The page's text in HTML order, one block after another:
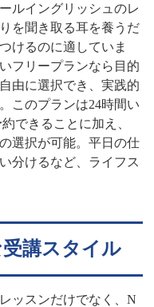
ルイングリッシュのレ
を聞き取る耳を養うだ
けるのに適していま
フリープランなら目的
由に選択でき、実践的
このプランは24時間い
できることに加え、
選択が可能。平日の仕
分けるなど、ライフス
講スタイル
ッスンだけでなく、N